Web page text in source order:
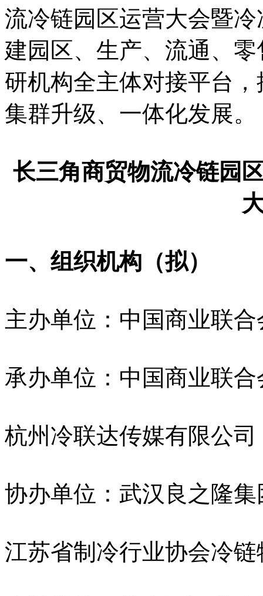
流冷链园区运营大会暨
建园区、生产、流通、
研机构全主体对接平台
集群升级、一体化发展。
长三角商贸物流冷链园
一、组织机构（拟）
主办单位：中国商业联合
承办单位：中国商业联
杭州冷联达传媒有限公司
协办单位：武汉良之隆集
江苏省制冷行业协会冷